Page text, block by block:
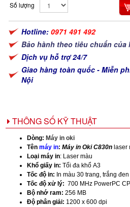
Số lượng
Hotline: 0971 491 492
Bảo hành theo tiêu chuẩn của
Dịch vụ hỗ trợ 24/7
Giao hàng toàn quốc - Miễn
Nội
THÔNG SỐ KỸ THUẬT
Dòng: Máy in oki
Tên máy in: Máy in Oki C830n laser
Loại máy in: Laser màu
Khổ giấy in: Tối đa khổ A3
Tốc độ in: In màu 30 trang, trắng
Tốc độ xử lý: 700 MHz PowerPC
Bộ nhớ ram: 256 MB
Độ phân giải: 1200 x 600 dpi